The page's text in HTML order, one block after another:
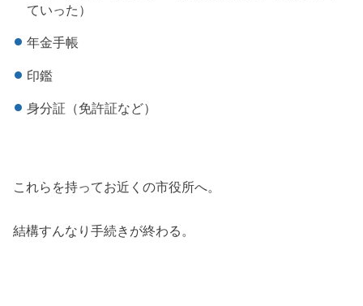
ていった）
年金手帳
印鑑
身分証（免許証など）
これらを持ってお近くの市役所へ。
結構すんなり手続きが終わる。